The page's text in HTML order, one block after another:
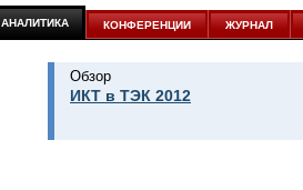
АНАЛИТИКА КОНФЕРЕНЦИИ ЖУРНАЛ
Обзор
ИКТ в ТЭК 2012